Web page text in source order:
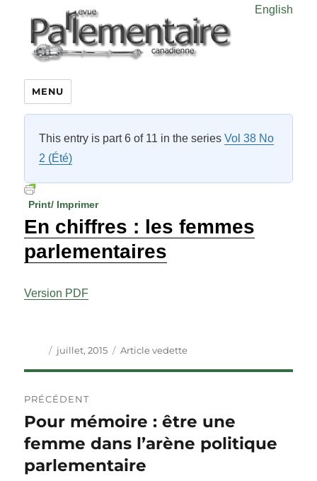
English
MENU
This entry is part 6 of 11 in the seriesVol 38 No
2 (Été)
Print/ Imprimer
En chiffres : les femmes
parlementaires
Version PDF
Auteur
Publié
juillet, 2015 Catégories
Article vedette
de
l'article
PRÉCÉDENT
Article
précédent :
Pour mémoire : être une
femme dans l’arène politique
parlementaire